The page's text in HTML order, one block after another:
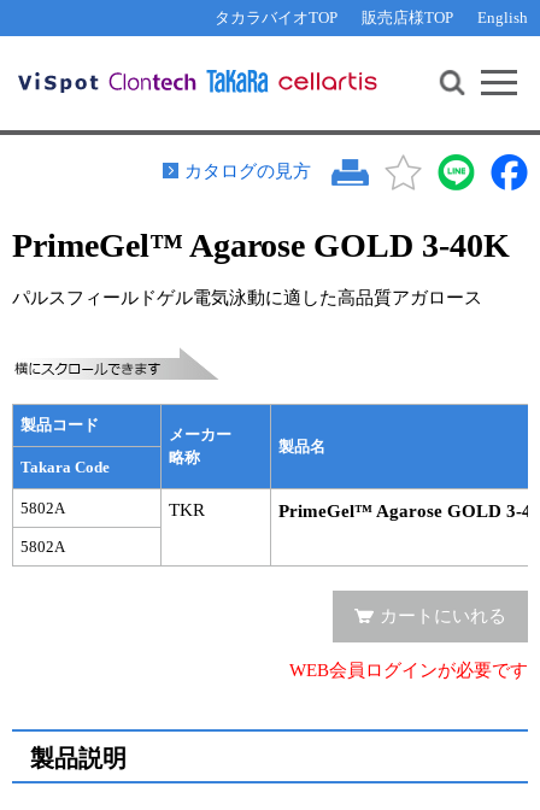
タカラバイオTOP 販売店様TOP English
機能解析・サイレンシング
PCR・等温増幅
リアルタイムPCR（qPCR）
装置・ソフトウェア
テクニカルサポートライン
その他 ライセンスに関するご相談
遺伝子組換え生物該当製品
研究支援ツール
Cut-Site Navigator 制限酵素切断サイトの検索
In-Fusion Cloning プライマー設計
抗体検索サイト
リアルタイムPCR（インターカレーター法）
リアルタイムPCR （プローブ法）
機器ソフトウェア・ベクター配列ダウンロード
実験ガイド
遺伝子検査ガイド（食品・水質・家畜他）
幹細胞・再生医療研究ガイド
お問い合わせ WEB会員登録
カタログの見方
PrimeGel™ Agarose GOLD 3-40K
パルスフィールドゲル電気泳動に適した高品質アガロース
製品コード
メーカー
略称
製品名
Takara Code
5802A TKR PrimeGel™ Agarose GOLD 3-
5802A
カートにいれる
WEB会員ログインが必要です
製品説明